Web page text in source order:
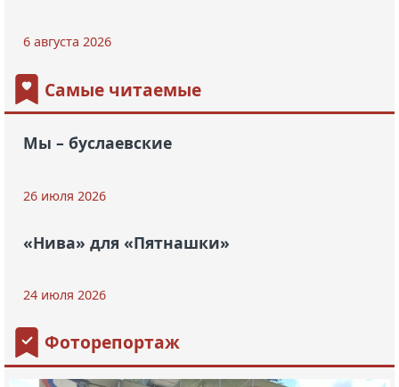
6 августа 2026
Самые читаемые
Мы – буслаевские
26 июля 2026
«Нива» для «Пятнашки»
24 июля 2026
Фоторепортаж